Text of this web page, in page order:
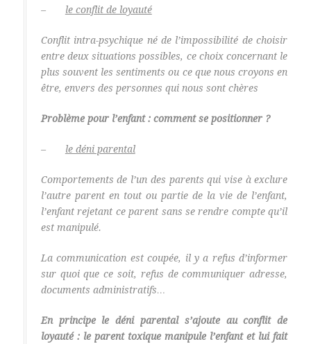
– le conflit de loyauté
Conflit intra-psychique né de l’impossibilité de choisir
entre deux situations possibles, ce choix concernant le
plus souvent les sentiments ou ce que nous croyons en
être, envers des personnes qui nous sont chères
Problème pour l’enfant : comment se positionner ?
– le déni parental
Comportements de l’un des parents qui vise à exclure
l’autre parent en tout ou partie de la vie de l’enfant,
l’enfant rejetant ce parent sans se rendre compte qu’il
est manipulé.
La communication est coupée, il y a refus d’informer
sur quoi que ce soit, refus de communiquer adresse,
documents administratifs…
En principe le déni parental s’ajoute au conflit de
loyauté : le parent toxique manipule l’enfant et lui fait